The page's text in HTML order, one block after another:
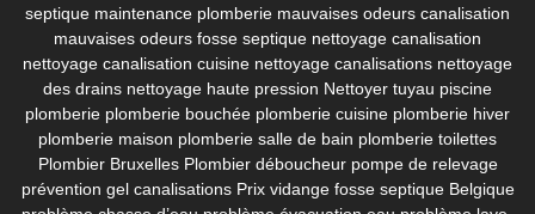
septique maintenance plomberie mauvaises odeurs canalisation
mauvaises odeurs fosse septique nettoyage canalisation
nettoyage canalisation cuisine nettoyage canalisations nettoyage
des drains nettoyage haute pression Nettoyer tuyau piscine
plomberie plomberie bouchée plomberie cuisine plomberie hiver
plomberie maison plomberie salle de bain plomberie toilettes
Plombier Bruxelles Plombier déboucheur pompe de relevage
prévention gel canalisations Prix vidange fosse septique Belgique